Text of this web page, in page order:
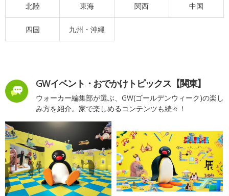
北陸 東海 関西 中国
四国 九州・沖縄
GWイベント・おでかけトピックス【関東】
ウォーカー編集部が選ぶ、GW(ゴールデンウィーク)の楽し
み方を紹介。家で楽しめるコンテンツも続々！